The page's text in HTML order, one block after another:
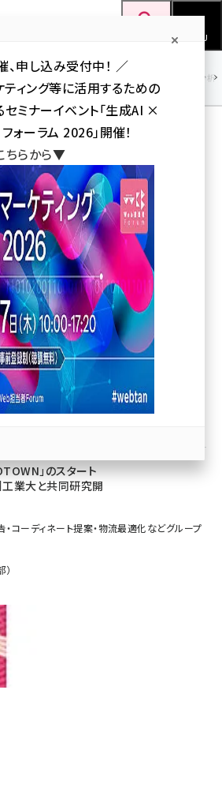
MENU
アクセス解析／データ分析
われている記事の一覧
表示中
械学習で自動分類
ー、メタデータが
ンの発見が可能となり、分析が効率化、高品
部）
事
」のスタート
工業大と共同研究開
コーディネート提案・物流最適化などグループ
申し込み受付中！ ／
ィング等に活用するための
ミナーイベント「生成AI ×
ォーラム 2026」開催！
ちらから▼